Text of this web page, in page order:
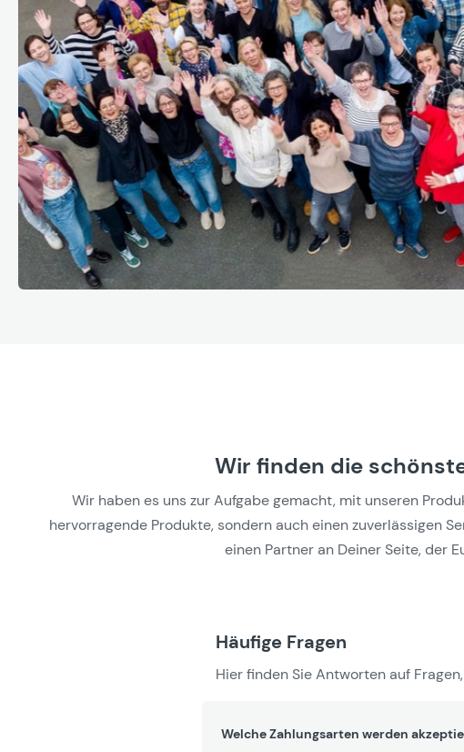
Wir finden die
Wir haben es uns zur Aufgabe gemacht, mit unseren
hervorragende Produkte, sondern auch einen zuverlässigen
einen Partner an Deiner Seite, der
Häufige Fragen
Hier finden Sie Antworten auf
Welche Zahlungsarten werden